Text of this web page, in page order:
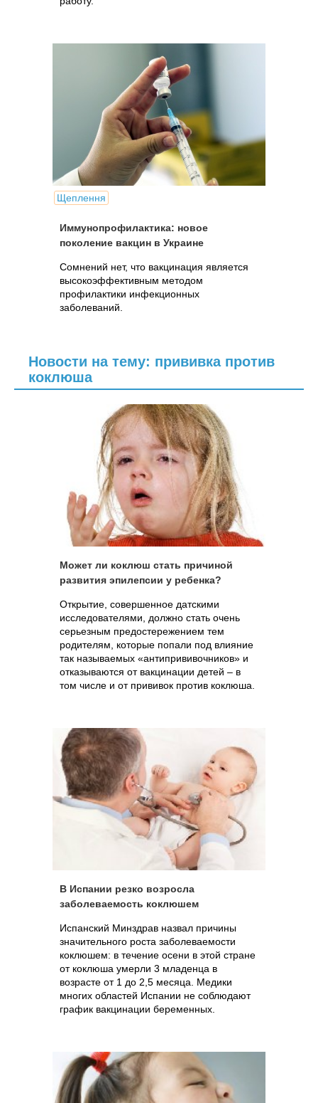
Щеплення
Иммунопрофилактика: новое
поколение вакцин в Украине
Сомнений нет, что вакцинация является
высокоэффективным методом
профилактики инфекционных
заболеваний.
Новости на тему: прививка против
коклюша
Может ли коклюш стать причиной
развития эпилепсии у ребенка?
Открытие, совершенное датскими
исследователями, должно стать очень
серьезным предостережением тем
родителям, которые попали под влияние
так называемых «антипрививочников» и
отказываются от вакцинации детей – в
том числе и от прививок против коклюша.
В Испании резко возросла
заболеваемость коклюшем
Испанский Минздрав назвал причины
значительного роста заболеваемости
коклюшем: в течение осени в этой стране
от коклюша умерли 3 младенца в
возрасте от 1 до 2,5 месяца. Медики
многих областей Испании не соблюдают
график вакцинации беременных.